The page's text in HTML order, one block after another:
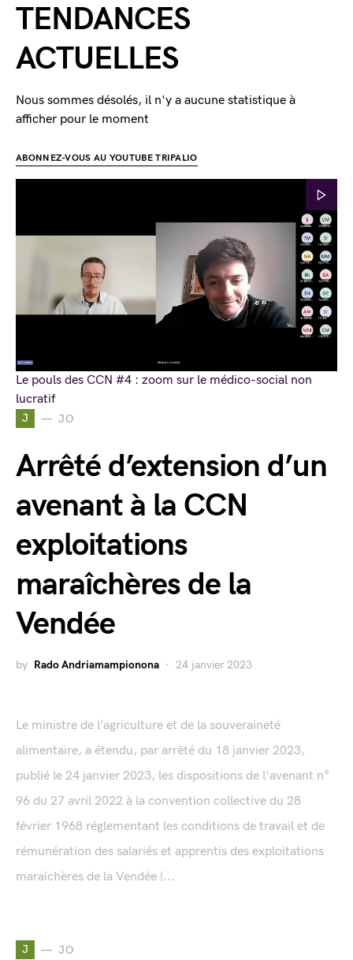
J JO
Arrêté d’extension d’un
avenant à la CCN
exploitations
maraîchères de la
Vendée
by Rado Andriamampionona 24 janvier 2023
Le ministre de l’agriculture et de la souveraineté
alimentaire, a étendu, par arrêté du 18 janvier 2023,
publié le 24 janvier 2023, les dispositions de l'avenant n°
96 du 27 avril 2022 à la convention collective du 28
février 1968 réglementant les conditions de travail et de
rémunération des salariés et apprentis des exploitations
maraîchères de la Vendée (...
J JO
TENDANCES
ACTUELLES
Nous sommes désolés, il n'y a aucune statistique à
afficher pour le moment
ABONNEZ-VOUS AU YOUTUBE TRIPALIO
Le pouls des CCN #4 : zoom sur le médico-social non
lucratif